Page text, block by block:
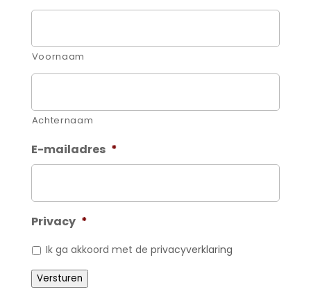
Voornaam
Achternaam
E-mailadres *
Privacy *
Ik ga akkoord met de privacyverklaring
Versturen